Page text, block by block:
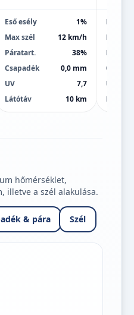
Eső esély
1%
Max szél
12 km/h
Páratart.
38%
Csapadék
0,0 mm
UV
7,7
Látótáv
10 km
Eső
Max
UV
Látótáv
hőmérséklet,
illetve a szél alakulása.
& pára Szél